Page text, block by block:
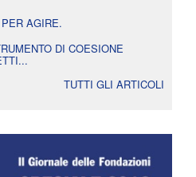
AGIRE.
DI COESIONE
TUTTI GLI ARTICOLI